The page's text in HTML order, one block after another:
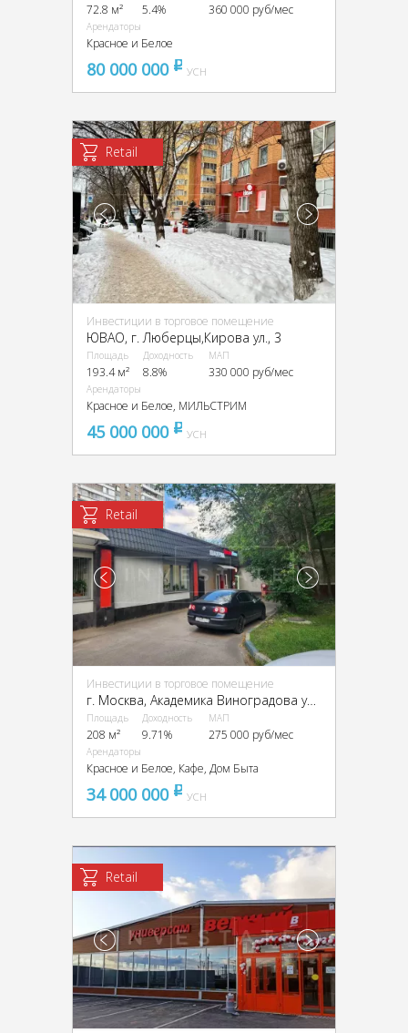
72.8 м² 5.4% 360 000 руб/мес
Арендаторы
Красное и Белое
80 000 000 pуб
УСН
Retail
Инвестиции в торговое помещение
ЮВАО, г. Люберцы,Кирова ул., 3
Площадь
193.4 м²
Доходность
8.8%
МАП
330 000 руб/мес
Арендаторы
Красное и Белое, МИЛЬСТРИМ
45 000 000 pуб
УСН
Retail
Инвестиции в торговое помещение
г. Москва, Академика Виноградова ул., 4к2
Площадь
208 м²
Доходность
9.71%
МАП
275 000 руб/мес
Арендаторы
Красное и Белое, Кафе, Дом Быта
34 000 000 pуб
УСН
Retail